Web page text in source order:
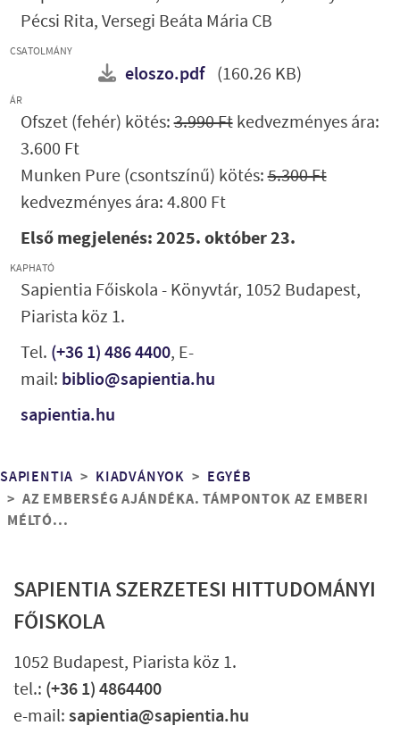
Pécsi Rita, Versegi Beáta Mária CB
CSATOLMÁNY
eloszo.pdf (160.26 KB)
ÁR
Ofszet (fehér) kötés:3.990 Ftkedvezményes ára:
3.600 Ft
Munken Pure (csontszínű) kötés:5.300 Ft
kedvezményes ára: 4.800 Ft
Első megjelenés: 2025. október 23.
KAPHATÓ
Sapientia Főiskola - Könyvtár, 1052 Budapest,
Piarista köz 1.
Tel. (+36 1) 486 4400, E-
mail: biblio@sapientia.hu
sapientia.hu
Morzsa
SAPIENTIA KIADVÁNYOK EGYÉB
AZ EMBERSÉG AJÁNDÉKA. TÁMPONTOK AZ EMBERI
MÉLTÓ...
SAPIENTIA SZERZETESI HITTUDOMÁNYI
FŐISKOLA
1052 Budapest, Piarista köz 1.
tel.: (+36 1) 4864400
e-mail:sapientia@sapientia.hu